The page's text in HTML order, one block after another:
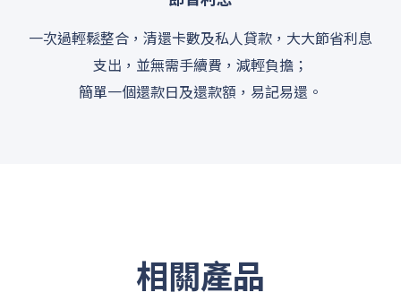
一次過輕鬆整合，清還卡數及私人貸款，大大節省利息
支出，並無需手續費，減輕負擔；
簡單一個還款日及還款額，易記易還。
相關產品